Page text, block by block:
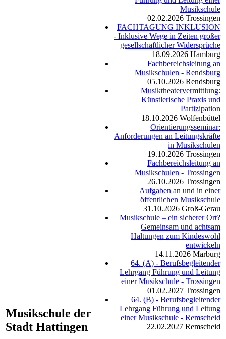
Musikschule der
Stadt Hattingen
Musikschule
02.02.2026 Trossingen
FACHTAGUNG INKLUSION
- Inklusive Wege in Zeiten großer
gesellschaftlicher Widersprüche
18.09.2026 Hamburg
Fachbereichsleitung an
Musikschulen - Rendsburg
05.10.2026 Rendsburg
Musiktheatervermittlung:
Künstlerische Praxis und
Partizipation
18.10.2026 Wolfenbüttel
Orientierungsseminar:
Anforderungen an Leitungskräfte
in Musikschulen
19.10.2026 Trossingen
Fachbereichsleitung an
Musikschulen - Trossingen
26.10.2026 Trossingen
Aufgaben an und in einer
öffentlichen Musikschule
31.10.2026 Groß-Gerau
Musikschule – ein sicherer Ort?
Gemeinsam und achtsam
Haltungen zum Kindeswohl
entwickeln
14.11.2026 Marburg
64. (A) - Berufsbegleitender
Lehrgang Führung und Leitung
einer Musikschule - Trossingen
01.02.2027 Trossingen
64. (B) - Berufsbegleitender
Lehrgang Führung und Leitung
einer Musikschule - Remscheid
22.02.2027 Remscheid